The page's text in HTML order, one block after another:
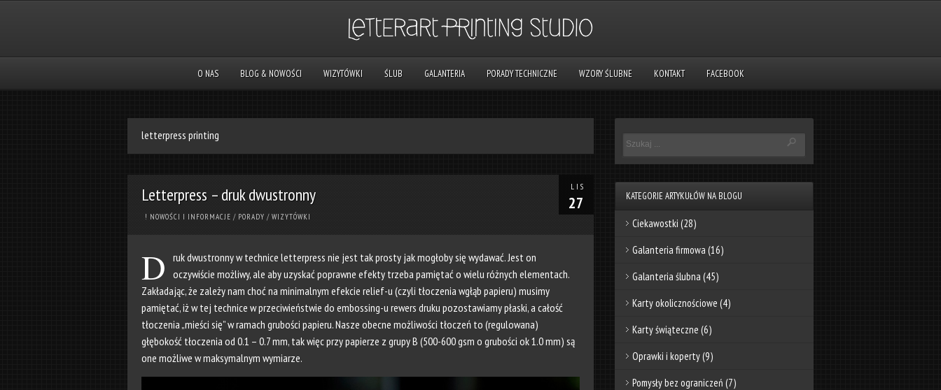
O NAS BLOG & NOWOŚCI WIZYTÓWKI ŚLUB GALANTERIA PORADY TECHNICZNE WZORY ŚLUBNE KONTAKT FACEBOOK
letterpress printing
LIS
27
Letterpress – druk dwustronny
! NOWOŚCI I INFORMACJE / PORADY / WIZYTÓWKI
D ruk dwustronny w technice letterpress nie jest tak prosty jak mogłoby się wydawać. Jest on
oczywiście możliwy, ale aby uzyskać poprawne efekty trzeba pamiętać o wielu różnych elementach.
Zakładając, że zależy nam choć na minimalnym efekcie relief-u (czyli tłoczenia wgłąb papieru) musimy
pamiętać, iż w tej technice w przeciwieństwie do embossing-u rewers druku pozostawiamy płaski, a całość
tłoczenia „mieści się” w ramach grubości papieru. Nasze obecne możliwości tłoczeń to (regulowana)
głębokość tłoczenia od 0.1 – 0.7 mm, tak więc przy papierze z grupy B (500-600 gsm o grubości ok 1.0 mm) są
one możliwe w maksymalnym wymiarze.
KATEGORIE ARTYKUŁÓW NA BLOGU
Ciekawostki (28)
Galanteria firmowa (16)
Galanteria ślubna (45)
Karty okolicznościowe (4)
Karty świąteczne (6)
Oprawki i koperty(9)
Pomysły bez ograniczeń (7)